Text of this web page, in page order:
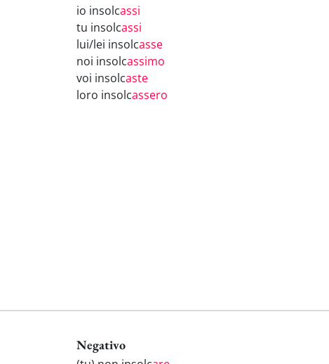
io insolcassi
tu insolcassi
lui/lei insolcasse
noi insolcassimo
voi insolcaste
loro insolcassero
Negativo